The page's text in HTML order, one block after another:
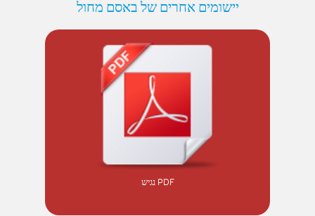
יישומים אחרים של באסם מחול
PDF נגיש